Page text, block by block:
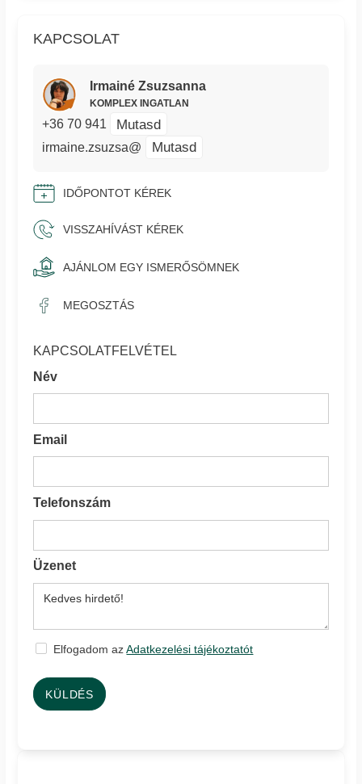
KAPCSOLAT
Irmainé Zsuzsanna
KOMPLEX INGATLAN
+36 70 941 Mutasd
irmaine.zsuzsa@ Mutasd
IDŐPONTOT KÉREK
VISSZAHÍVÁST KÉREK
AJÁNLOM EGY ISMERŐSÖMNEK
MEGOSZTÁS
KAPCSOLATFELVÉTEL
Név
Email
Telefonszám
Üzenet
Elfogadom azAdatkezelési tájékoztatót
KÜLDÉS